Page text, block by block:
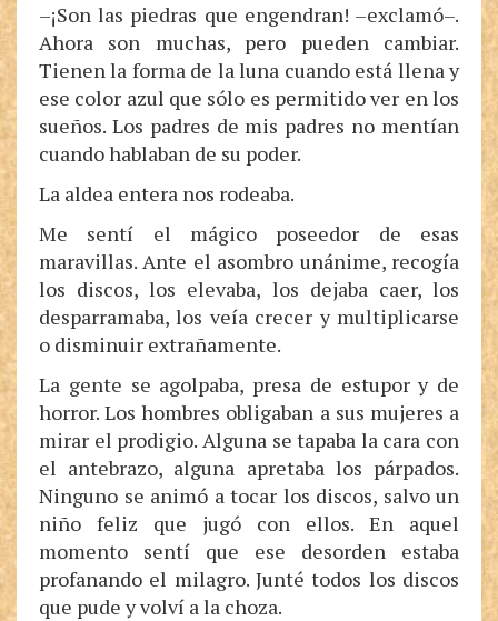
–¡Son las piedras que engendran! –exclamó–.
Ahora son muchas, pero pueden cambiar.
Tienen la forma de la luna cuando está llena y
ese color azul que sólo es permitido ver en los
sueños. Los padres de mis padres no mentían
cuando hablaban de su poder.
La aldea entera nos rodeaba.
Me sentí el mágico poseedor de esas
maravillas. Ante el asombro unánime, recogía
los discos, los elevaba, los dejaba caer, los
desparramaba, los veía crecer y multiplicarse
o disminuir extrañamente.
La gente se agolpaba, presa de estupor y de
horror. Los hombres obligaban a sus mujeres a
mirar el prodigio. Alguna se tapaba la cara con
el antebrazo, alguna apretaba los párpados.
Ninguno se animó a tocar los discos, salvo un
niño feliz que jugó con ellos. En aquel
momento sentí que ese desorden estaba
profanando el milagro. Junté todos los discos
que pude y volví a la choza.